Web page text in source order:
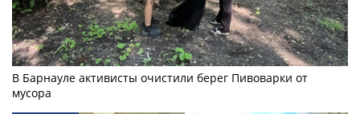
В Барнауле активисты очистили берег Пивоварки от
мусора